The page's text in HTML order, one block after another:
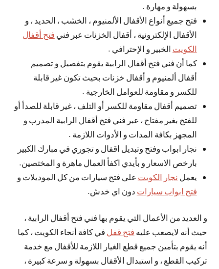
بسهولة و مهارة .
فتح جميع أنواع الأقفال الألمنيوم ، الخشب ، الحديد ، و
الأقفال الإلكترونية ، أقفال الخزنات عبر فني فتح أقفال
الكويت الخبير و الإحترافي .
كما أن فني فتح أقفال الرابية يقوم بتفصيل و تصميم
أقفال ألمنيوم و أقفال خزنات بحيث تكون غير قابلة
للكسر و مقاومة للعوامل الخارجية .
تصميم أقفال مقاومة للكسر أو التلف ، غير قابلة للصدأ أو
للفتح بغير مفتاح ، عبر فني فتح أقفال الرابية المدرب و
المجهز بكافة المدات و الأدوات اللازمة .
نجار ابواب وفتح وتبديل اقفال و تجوري في مبارك الكبير
بارخص الاسعار و بأيدي اكفأ العمال ماهرة و المختصين.
يعمل نجار الكويت على فتح سيارات من كل الموديلات و
فتح ابواب سيارات دون اي خدش.
و العديد من الأعمال التي يقوم بها فني فتح أقفال الرابية ،
حيث أنه لايصعب عليه فتح قفل في كافة أنحاء الكويت ، كما
أنه يقوم بتأمين جميع قطع الغيار اللازمة للأقفال مع خدمة
تركيب القطع ، و استبدال الأقفال بسهولة و سرعة كبيرة ،